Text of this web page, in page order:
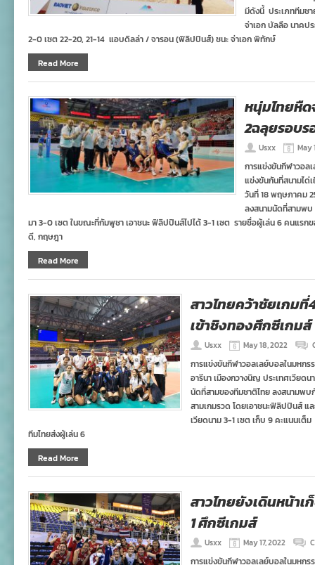
มีดังนี้ ประเภททีมช
จ่าเอก บัลลือ นาคป
2-0 เซต 22-20, 21-14 แอบดิลล่า / จารอน (ฟิลิปปินส์) ชนะ จ่าเอก พิทักษ์
Read More
หนุ่มไทยหื
2ฉลุยรอบ
Usxx May
การแข่งขันกีฬาวอล
แข่งขันกันที่สนามได่
วันที่ 18 พฤษภาคม
ลงสนามนัดที่สามพ
มา 3-0 เซต ในขณะที่กัมพูชา เอาชนะ ฟิลิปปินส์ไปได้ 3-1 เซต รายชื่อผู้เล่น 6 คนแร
ดี, กฤษฎา
Read More
สาวไทยคว้าชัยเกมที่
เข้าชิงทองศึกซีเกมส์
Usxx May 18, 2022
การแข่งขันกีฬาวอลเลย์บอลในมหกร
อารีนา เมืองกวางนิญ ประเทศเวียด
นัดที่สามของทีมชาติไทย ลงสนามพบ
สามเกมรวด โดยเอาชนะฟิลิปปินส์ แ
เวียดนาม 3-1 เซต เก็บ 9 คะแนนเ
ทีมไทยส่งผู้เล่น 6
Read More
สาวไทยยังเดินหน้า
1 ศึกซีเกมส์
Usxx May 17, 2022
การแข่งขันกีฬาวอลเลย์บอลในมหกร